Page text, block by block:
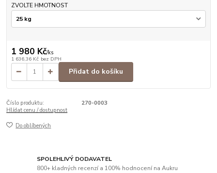
ZVOLTE HMOTNOST
1 980 Kč/ks
1 636,36 Kč bez DPH
Přidat do košíku
Číslo produktu:
270-0003
Hlídat cenu / dostupnost
Do oblíbených
SPOLEHLIVÝ DODAVATEL
800+ kladných recenzí a 100% hodnocení na Aukru